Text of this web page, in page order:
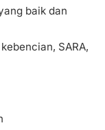
baik dan
SARA,